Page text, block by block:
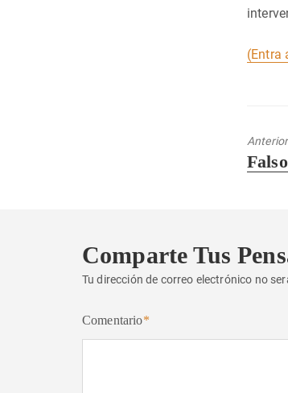
(Entra
Anterior
Entrada
Comparte Tus
Tu dirección de correo electrónico no
Comentario*